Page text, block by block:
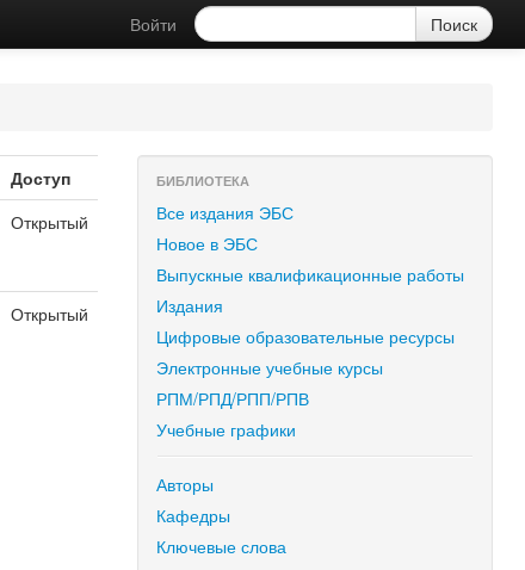
Войти
Доступ
Открытый
Открытый
БИБЛИОТЕКА
Все издания ЭБС
Новое в ЭБС
Выпускные квалификационные работы
Издания
Цифровые образовательные ресурсы
Электронные учебные курсы
РПМ/РПД/РПП/РПВ
Учебные графики
Авторы
Кафедры
Ключевые слова